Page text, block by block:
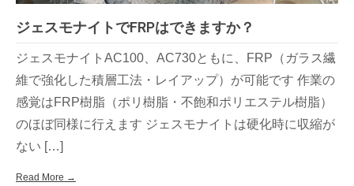
ジェスモナイトでFRPはできますか？
ジェスモナイトAC100、AC730ともに、FRP（ガラス繊
維で強化した積層工法・レイアップ）が可能です 作業の
感覚はFRP樹脂（ポリ樹脂・不飽和ポリエステル樹脂）
のほぼ同様に行えます ジェスモナイトは硬化時に収縮が
ない […]
Read More →